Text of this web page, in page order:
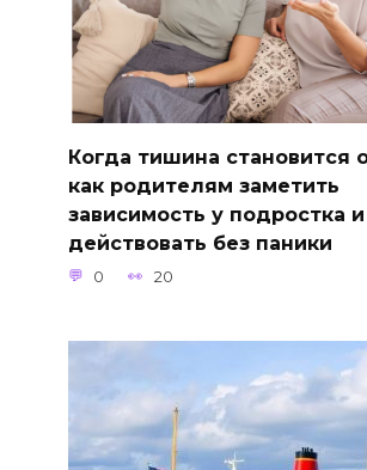
Когда тишина становится
как родителям заметить
зависимость у подростка и
действовать без паники
0 20